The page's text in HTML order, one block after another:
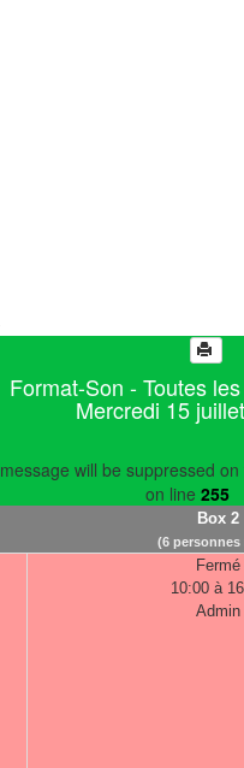
Format-Son - Toutes
Mercredi 15
will be suppressed
on line 255
Box 2
(6 personnes
Fermé
10:00 à
Admin